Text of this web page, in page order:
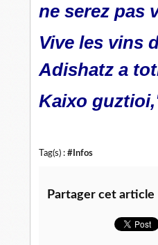
ne serez pas
Vive les vins
Adishatz a
Kaixo
Tag(s) : #Infos
Partager cet article